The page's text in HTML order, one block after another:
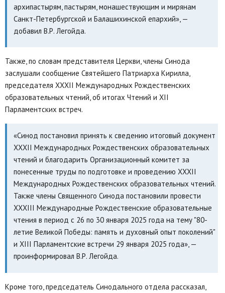
архипастырям, пастырям, монашествующим и мирянам
Санкт-Петербургской и Балашихинской епархий», —
добавил В.Р. Легойда.
Также, по словам представителя Церкви, члены Синода
заслушали сообщение Святейшего Патриарха Кирилла,
председателя XXXII Международных Рождественских
образовательных чтений, об итогах Чтений и XII
Парламентских встреч.
«Синод постановил принять к сведению итоговый документ
XXХII Международных Рождественских образовательных
чтений и благодарить Организационный комитет за
понесенные труды по подготовке и проведению XXХII
Международных Рождественских образовательных чтений.
Также члены Священного Синода постановили провести
XXXIII Международные Рождественские образовательные
чтения в период с 26 по 30 января 2025 года на тему "80-
летие Великой Победы: память и духовный опыт поколений"
и XIII Парламентские встречи 29 января 2025 года», —
проинформировал В.Р. Легойда.
Кроме того, председатель Синодального отдела рассказал,